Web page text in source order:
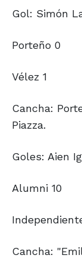
Gol: Simón
Porteño 0
Vélez 1
Cancha:
Piazza.
Goles: Aien
Alumni 10
Cancha: